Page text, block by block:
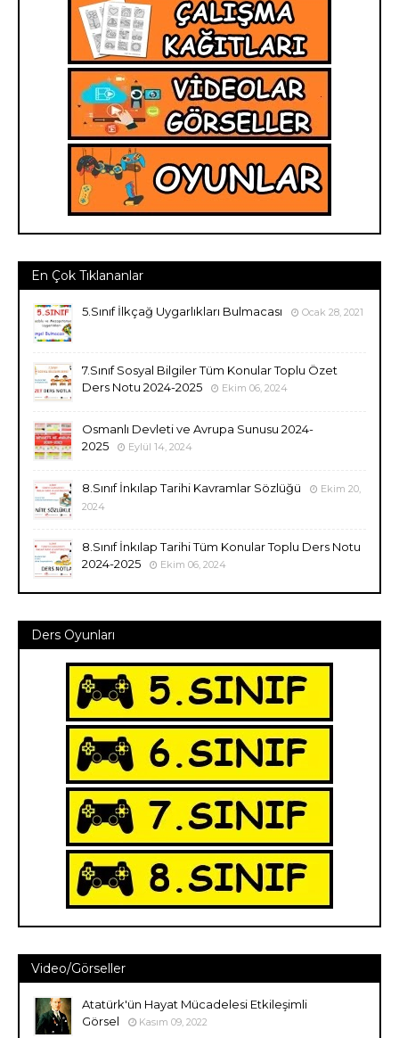
En Çok Tıklananlar
5.Sınıf İlkçağ Uygarlıkları Bulmacası Ocak 28, 2021
7.Sınıf Sosyal Bilgiler Tüm Konular Toplu Özet
Ders Notu 2024-2025
Ekim 06, 2024
Osmanlı Devleti ve Avrupa Sunusu 2024-
2025
Eylül 14, 2024
8.Sınıf İnkılap Tarihi Kavramlar Sözlüğü
Ekim 20,
2024
8.Sınıf İnkılap Tarihi Tüm Konular Toplu Ders Notu
2024-2025
Ekim 06, 2024
Ders Oyunları
Video/Görseller
Atatürk'ün Hayat Mücadelesi Etkileşimli
Görsel
Kasım 09, 2022